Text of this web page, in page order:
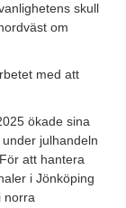
skull
om
med att
ökade sina
julhandeln
att hantera
i Jönköping
norra